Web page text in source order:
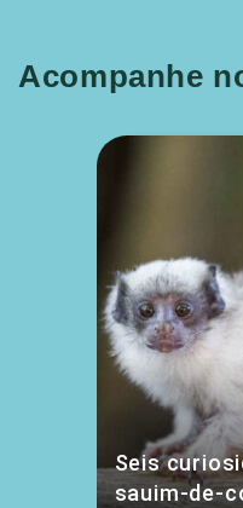
Acompanhe
Seis
sauim-de-